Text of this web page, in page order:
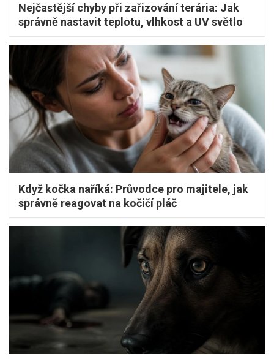
Nejčastější chyby při zařizování terária: Jak
správně nastavit teplotu, vlhkost a UV světlo
Když kočka naříká: Průvodce pro majitele, jak
správně reagovat na kočičí pláč